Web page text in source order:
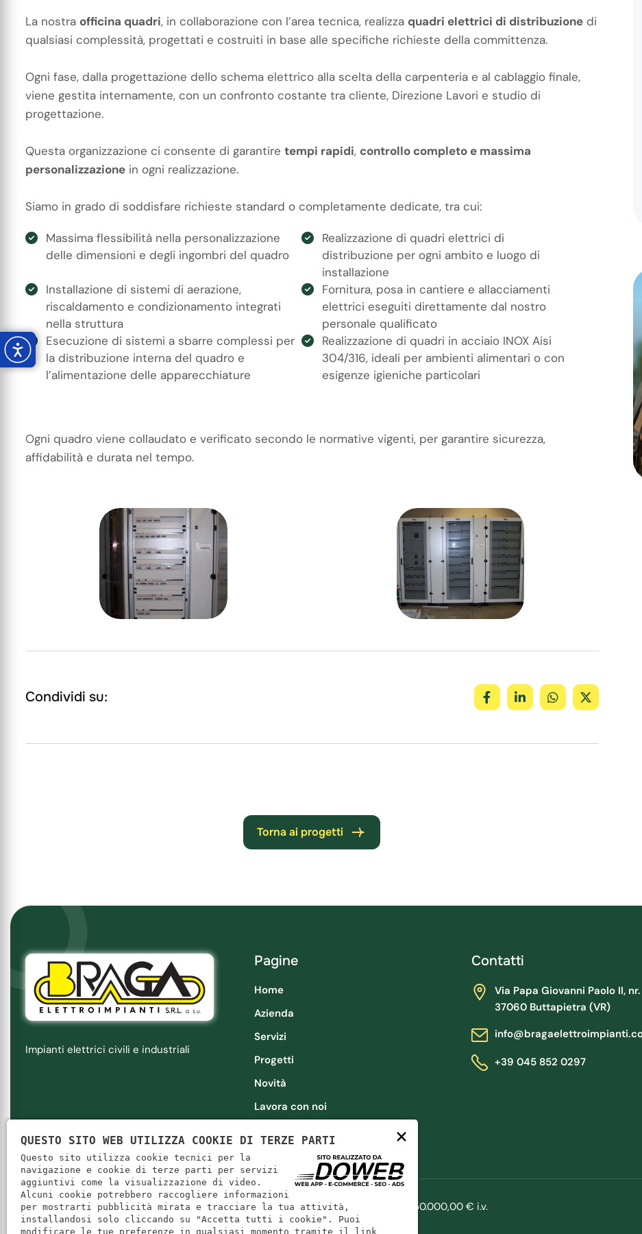
La nostra officina quadri, in collaborazione con l’area tecnica, realizza quadri elettrici di distribuzione di
qualsiasi complessità, progettati e costruiti in base alle specifiche richieste della committenza.
Ogni fase, dalla progettazione dello schema elettrico alla scelta della carpenteria e al cablaggio finale,
viene gestita internamente, con un confronto costante tra cliente, Direzione Lavori e studio di
progettazione.
Questa organizzazione ci consente di garantire tempi rapidi, controllo completo e massima
personalizzazione in ogni realizzazione.
Siamo in grado di soddisfare richieste standard o completamente dedicate, tra cui:
Massima flessibilità nella personalizzazione
delle dimensioni e degli ingombri del quadro
Realizzazione di quadri elettrici di
distribuzione per ogni ambito e luogo di
installazione
Installazione di sistemi di aerazione,
riscaldamento e condizionamento integrati
nella struttura
Fornitura, posa in cantiere e allacciamenti
elettrici eseguiti direttamente dal nostro
personale qualificato
Esecuzione di sistemi a sbarre complessi per
la distribuzione interna del quadro e
l’alimentazione delle apparecchiature
Realizzazione di quadri in acciaio INOX Aisi
304/316, ideali per ambienti alimentari o con
esigenze igieniche particolari
Ogni quadro viene collaudato e verificato secondo le normative vigenti, per garantire sicurezza,
affidabilità e durata nel tempo.
Condividi su:
Torna ai progetti
Impianti elettrici civili e industriali
Pagine
Home
Azienda
Servizi
Progetti
Novità
Lavora con noi
Contatti
Via Papa Giovanni Paolo II, nr.
37060 Buttapietra (VR)
+39 045 852 0297
Braga Elettroimpianti Srl a su|P. IVA: 03303060234 |REA: VR325330 Cap. Soc.: 50.000,00 € i.v.
×
QUESTO SITO WEB UTILIZZA COOKIE DI TERZE PARTI
Questo sito utilizza cookie tecnici per la
navigazione e cookie di terze parti per servizi
aggiuntivi come la visualizzazione di video.
Alcuni cookie potrebbero raccogliere informazioni
per mostrarti pubblicità mirata e tracciare la tua attività,
installandosi solo cliccando su "Accetta tutti i cookie". Puoi
modificare le tue preferenze in qualsiasi momento tramite il link